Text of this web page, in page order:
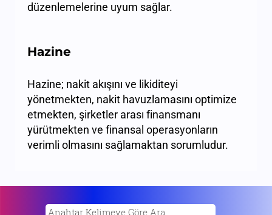
düzenlemelerine uyum sağlar.
Hazine
Hazine; nakit akışını ve likiditeyi
yönetmekten, nakit havuzlamasını optimize
etmekten, şirketler arası finansmanı
yürütmekten ve finansal operasyonların
verimli olmasını sağlamaktan sorumludur.